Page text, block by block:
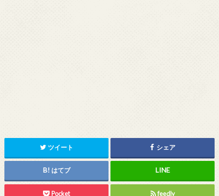
ツイート シェア
はてブ
Pocket feedly